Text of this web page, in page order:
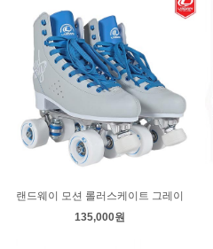
랜드웨이 모션 롤러스케이트 그레이
135,000원